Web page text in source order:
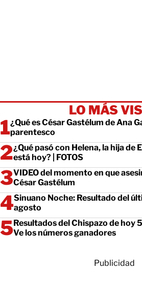
LO MÁS
¿Qué es César Gastélum de Ana
parentesco
¿Qué pasó con Helena, la hija de
está hoy? | FOTOS
VIDEO del momento en que
César Gastélum
Sinuano Noche: Resultado del
agosto
Resultados del Chispazo de hoy
Ve los números ganadores
Publicidad